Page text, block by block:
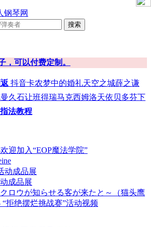
搜索
，可以付费定制。
抖音卡农梦中的婚礼天空之城薛之谦
久石让班得瑞马克西姆洛天依贝多芬下
法教程
迎加入“EOP魔法学院”
动成品展
成品展
ロウが知らせる客が来たと～（猫头鹰
拒绝摆烂挑战赛”活动视频